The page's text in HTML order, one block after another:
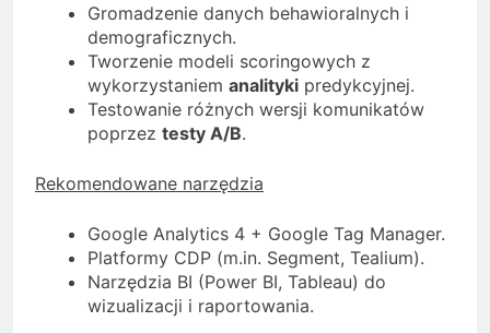
Gromadzenie danych behawioralnych i
demograficznych.
Tworzenie modeli scoringowych z
wykorzystaniem analityki predykcyjnej.
Testowanie różnych wersji komunikatów
poprzez testy A/B.
Rekomendowane narzędzia
Google Analytics 4 + Google Tag Manager.
Platformy CDP (m.in. Segment, Tealium).
Narzędzia BI (Power BI, Tableau) do
wizualizacji i raportowania.